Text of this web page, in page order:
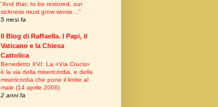
“And that, to be restored, our
sickness must grow worse…”
5 mesi fa
Il Blog di Raffaella. I Papi, il
Vaticano e la Chiesa
Cattolica
Benedetto XVI: La «Via Crucis»
è la via della misericordia, e della
misericordia che pone il limite al
male (14 aprile 2006)
2 anni fa